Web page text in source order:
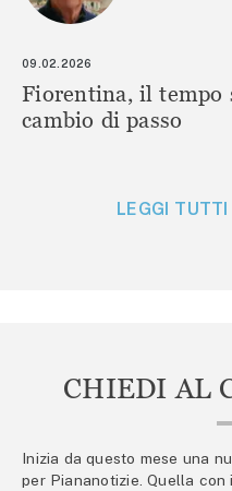
09.02.2026
Fiorentina, il tempo
cambio di passo
LEGGI
CHIEDI AL
Inizia da questo mese una
per Piananotizie. Quella